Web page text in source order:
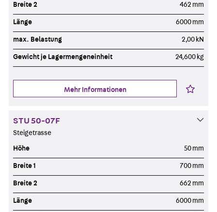
Breite 2 462 mm
Länge 6000 mm
max. Belastung 2,00 kN
Gewicht je Lagermengeneinheit 24,600 kg
Mehr Informationen
STU 50-07F
Steigetrasse
Höhe 50 mm
Breite 1 700 mm
Breite 2 662 mm
Länge 6000 mm